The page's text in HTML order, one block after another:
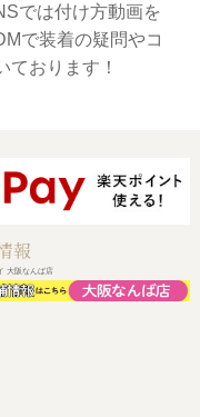
では付け方動画を
で装着の疑問やコ
ております！
大阪なんば店